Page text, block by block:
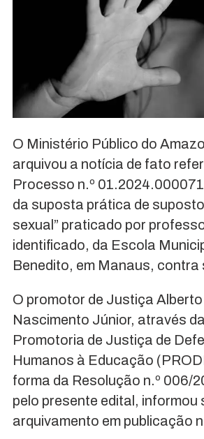
O Ministério Público do
arquivou a notícia de fato
Processo n.º
da suposta prática de
sexual” praticado por
identificado, da Escola
Benedito, em Manaus, contra
O promotor de Justiça
Nascimento Júnior, através
Promotoria de Justiça de
Humanos à Educação
forma da Resolução n.º 006/
pelo presente edital, informou
arquivamento em publicação